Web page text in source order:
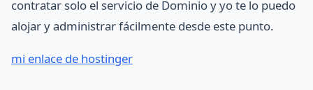
contratar solo el servicio de Dominio y yo te lo puedo
alojar y administrar fácilmente desde este punto.
mi enlace de hostinger